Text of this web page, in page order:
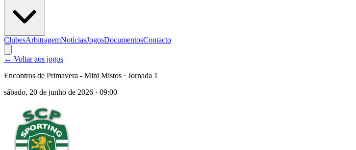
ClubesArbitragemNotíciasJogosDocumentosContacto
← Voltar aos jogos
Encontros de Primavera - Mini Mistos · Jornada 1
sábado, 20 de junho de 2026 · 09:00